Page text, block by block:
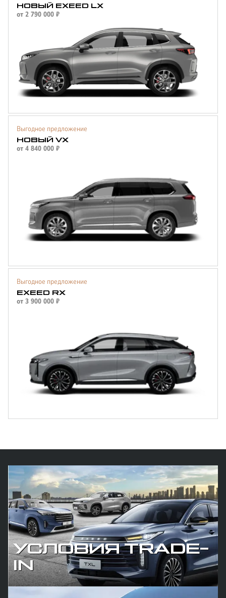
НОВЫЙ EXEED LX
от 2 790 000 ₽
Выгодное предложение
НОВЫЙ VX
от 4 840 000 ₽
Выгодное предложение
EXEED RX
от 3 900 000 ₽
УСЛОВИЯ TRADE-
IN
Условия trade-in
Узнайте лучшие условия по trade-in
Узнать